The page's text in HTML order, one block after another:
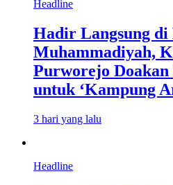
Headline
Hadir Langsung
Muhammadiyah,
Purworejo
untuk ‘Kampung
3 hari yang lalu
Headline